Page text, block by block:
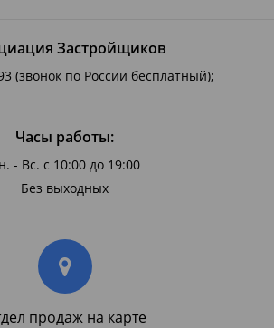
Застройщиков
(звонок по России бесплатный);
Часы работы:
- Вс. с 10:00 до 19:00
Без выходных
продаж на карте